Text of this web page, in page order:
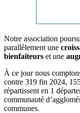
Notre association
parallèlement une
bienfaiteurs et une
À ce jour nous
contre 319 fin 2024,
répartissent en 1
communauté
communes.